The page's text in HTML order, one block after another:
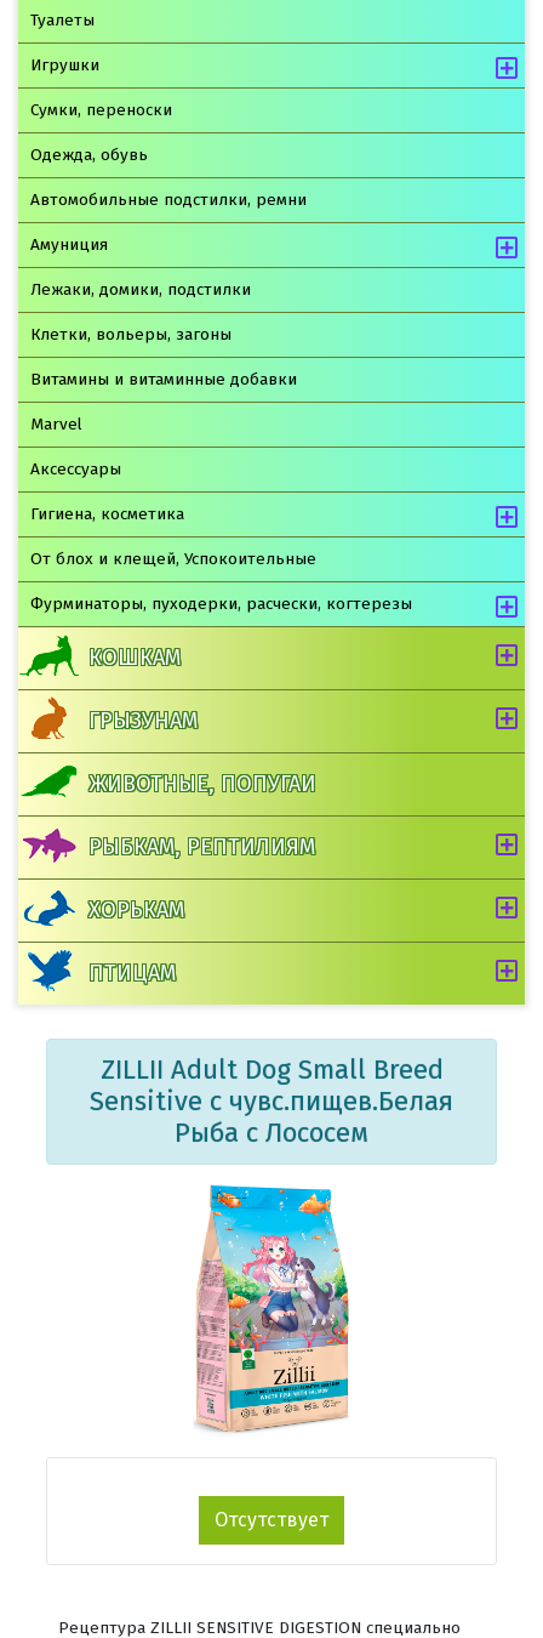
Туалеты
Игрушки
Сумки, переноски
Одежда, обувь
Автомобильные подстилки, ремни
Амуниция
Лежаки, домики, подстилки
Клетки, вольеры, загоны
Витамины и витаминные добавки
Marvel
Аксессуары
Гигиена, косметика
От блох и клещей, Успокоительные
Фурминаторы, пуходерки, расчески, когтерезы
КОШКАМ
ГРЫЗУНАМ
ЖИВОТНЫЕ, ПОПУГАИ
РЫБКАМ, РЕПТИЛИЯМ
ХОРЬКАМ
ПТИЦАМ
ZILLII Adult Dog Small Breed
Sensitive с чувс.пищев.Белая
Рыба с Лососем
Отсутствует
Рецептура ZILLII SENSITIVE DIGESTION специально